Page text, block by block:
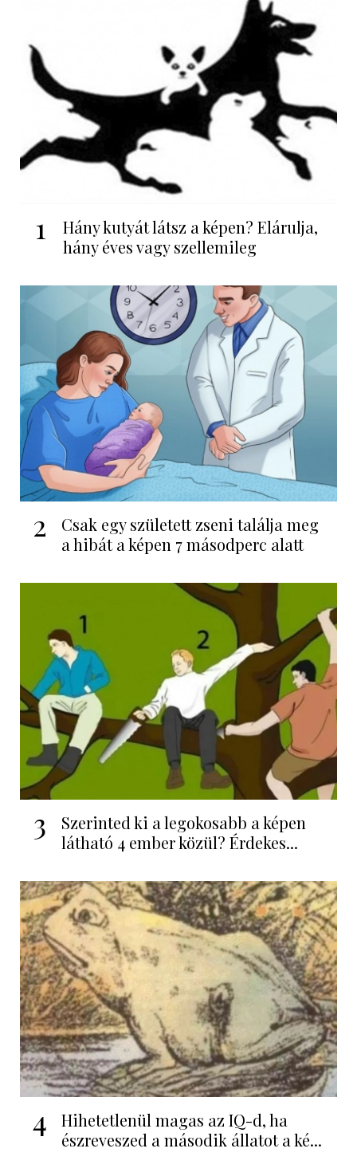
1
Hány kutyát látsz a képen? Elárulja,
hány éves vagy szellemileg
2
Csak egy született zseni találja meg
a hibát a képen 7 másodperc alatt
3
Szerinted ki a legokosabb a képen
látható 4 ember közül? Érdekes...
4
Hihetetlenül magas az IQ-d, ha
észreveszed a második állatot a ké...